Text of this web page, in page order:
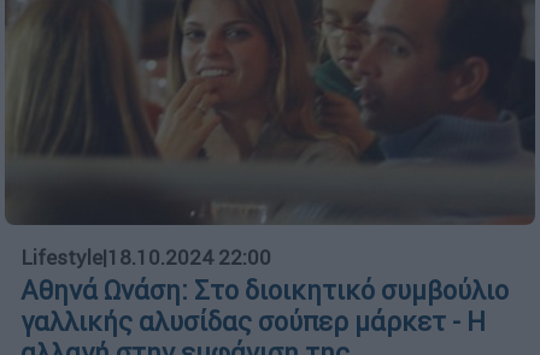
Lifestyle|18.10.2024 22:00
Αθηνά Ωνάση: Στο διοικητικό συμβούλιο
γαλλικής αλυσίδας σούπερ μάρκετ - Η